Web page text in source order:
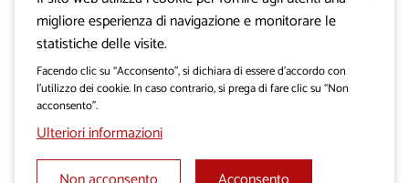
Repubblica di Slovenia e dal Fondo europeo di sviluppo
regionale dell’Unione Europea.
migliore esperienza di navigazione e monitorare le
statistiche delle visite.
Facendo clic su “Acconsento”, si dichiara di essere d’accordo con
l’utilizzo dei cookie. In caso contrario, si prega di fare clic su “Non
acconsento”.
Ulteriori informazioni